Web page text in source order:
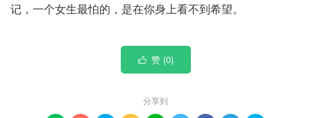
记，一个女生最怕的，是在你身上看不到希望。
 赞 (0)
分享到